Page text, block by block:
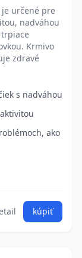
je určené pre
nadváhou
Krmivo
zdravé
s nadváhou
ako
kúpiť